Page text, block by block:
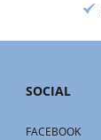
SOCIAL
FACEBOOK